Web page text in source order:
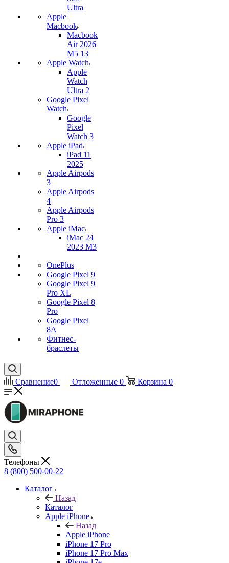
Ultra
Apple
Macbook
Macbook
Air 2026
M5 13
Apple Watch
Apple
Watch
Ultra 2
Google Pixel
Watch
Google
Pixel
Watch 3
Apple iPad
iPad 11
2025
Apple Airpods
3
Apple Airpods
4
Apple Airpods
Pro 3
Apple iMac
iMac 24
2023 M3
OnePlus
Google Pixel 9
Google Pixel 9
Pro XL
Google Pixel 8
Pro
Google Pixel
8A
Фитнес-
браслеты
Сравнение0 Отложенные 0 Корзина 0
Телефоны
8 (800) 500-00-22
Каталог
Назад
Каталог
Apple iPhone
Назад
Apple iPhone
iPhone 17 Pro
iPhone 17 Pro Max